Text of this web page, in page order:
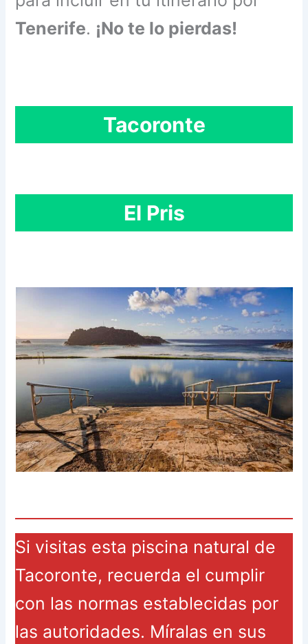
Tenerife. ¡No te lo pierdas!
Tacoronte
El Pris
Si visitas esta piscina natural de
Tacoronte, recuerda el cumplir
con las normas establecidas por
las autoridades. Míralas en sus